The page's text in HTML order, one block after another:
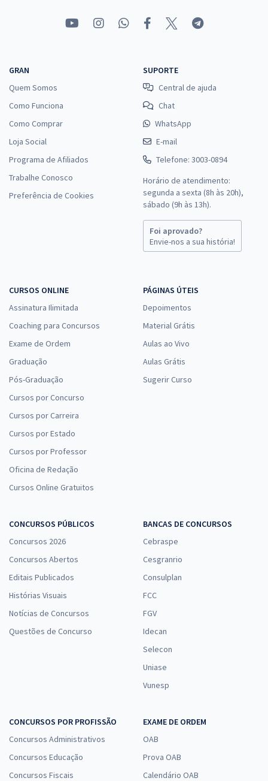
Economize R$ 88,56 (-20%)
Prefeitura de Jaboticatubas - MG - Farmacêutico
à vista
R$33,33
Economize R$ 99,98 (-20%)
Comprar
GRAN
Quem Somos
Como Funciona
Como Comprar
Loja Social
Programa de Afiliados
Trabalhe Conosco
Preferência de Cookies
SUPORTE
Central de ajuda
Chat
WhatsApp
E-mail
Telefone: 3003-0894
Horário de atendimento:
segunda a sexta (8h às 20h),
sábado (9h às 13h).
Foi aprovado?
Envie-nos a sua história!
CURSOS ONLINE
Assinatura Ilimitada
Coaching para Concursos
Exame de Ordem
Graduação
Pós-Graduação
Cursos por Concurso
Cursos por Carreira
Cursos por Estado
Cursos por Professor
Oficina de Redação
Cursos Online Gratuitos
PÁGINAS ÚTEIS
Depoimentos
Material Grátis
Aulas ao Vivo
Aulas Grátis
Sugerir Curso
CONCURSOS PÚBLICOS
Concursos 2026
Concursos Abertos
Editais Publicados
Histórias Visuais
Notícias de Concursos
Questões de Concurso
BANCAS DE CONCURSOS
Cebraspe
Cesgranrio
Consulplan
FCC
FGV
Idecan
Selecon
Uniase
Vunesp
CONCURSOS POR PROFISSÃO
Concursos Administrativos
Concursos Educação
Concursos Fiscais
EXAME DE ORDEM
OAB
Prova OAB
Calendário OAB